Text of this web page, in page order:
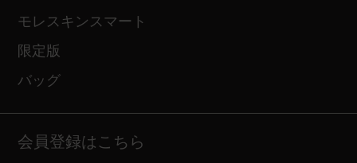
モレスキンスマート
限定版
バッグ
会員登録はこちら